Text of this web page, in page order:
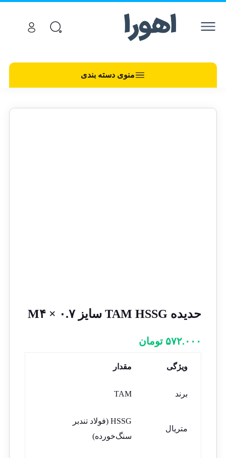
منوی دسته بندی
حدیده TAM HSSG سایز M۴ × ۰.۷
۵۷۲.۰۰۰ تومان
ویژگی مقدار
برند TAM
متریال
HSSG (فولاد تندبر
سنگ‌خورده)